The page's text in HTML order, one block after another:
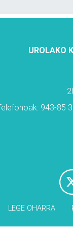
UROLAKO
943-85
LEGE OHARRA